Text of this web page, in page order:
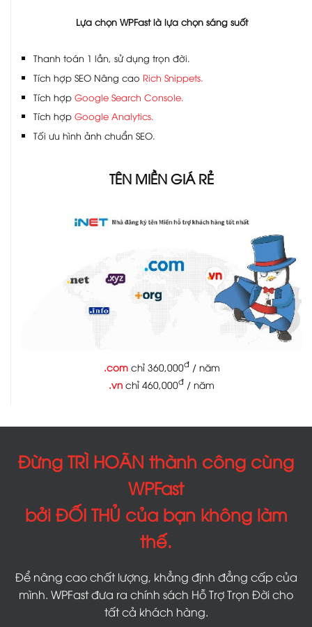
Lựa chọn WPFast là lựa chọn sáng suốt
Thanh toán 1 lần, sử dụng trọn đời.
Tích hợp SEO Nâng cao Rich Snippets.
Tích hợp Google Search Console.
Tích hợp Google Analytics.
Tối ưu hình ảnh chuẩn SEO.
TÊN MIỀN GIÁ RẺ
.comchỉ 360,000đ/ năm
.vn chỉ 460,000đ / năm
Đừng TRÌ HOÃN thành công cùng
WPFast
bởi ĐỐI THỦ của bạn không làm
thế.
Để nâng cao chất lượng, khẳng định đẳng cấp của
mình. WPFast đưa ra chính sách Hỗ Trợ Trọn Đời cho
tất cả khách hàng.